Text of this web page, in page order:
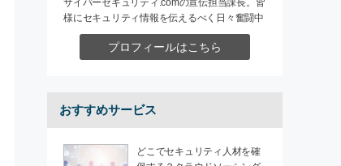
サイバーセキュリティ.comの宣伝担当課長。皆
様にセキュリティ情報を伝えるべく日々奮闘中
プロフィールはこちら
おすすめサービス
どこでセキュリティ人材を確